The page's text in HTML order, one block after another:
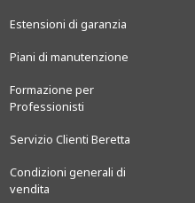
Estensioni di garanzia
Piani di manutenzione
Formazione per
Professionisti
Servizio Clienti Beretta
Condizioni generali di
vendita